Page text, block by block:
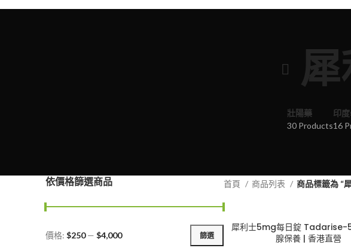
壯陽藥
30 Products
印
16
依價格篩選商品
最
最
篩選
價格: $250— $4,000
首頁 商品列表 商品標籤為 “
犀利士5mg每日錠 Tadarise-
腺保養 | 香港直營